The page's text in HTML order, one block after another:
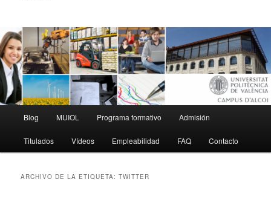
principal
Blog MUIOL Programa formativo Admisión
Titulados Vídeos Empleabilidad FAQ Contacto
ARCHIVO DE LA ETIQUETA:TWITTER